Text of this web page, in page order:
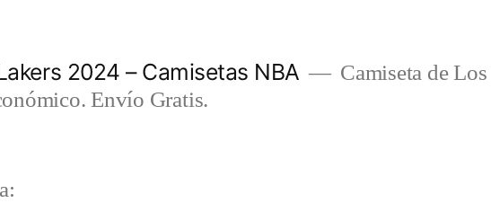
2024 – Camisetas NBA
Camiseta de
Envío Gratis.